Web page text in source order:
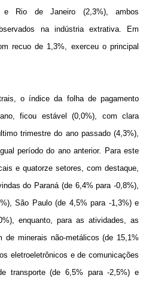
e Rio de Janeiro (2,3%), ambos
na indústria extrativa. Em
recuo de 1,3%, exerceu o principal
o índice da folha de pagamento
ficou estável (0,0%), com clara
trimestre do ano passado (4,3%),
período do ano anterior. Para este
e quatorze setores, com destaque,
do Paraná (de 6,4% para -0,8%),
São Paulo (de 4,5% para -1,3%) e
enquanto, para as atividades, as
de minerais não-metálicos (de 15,1%
eletroeletrônicos e de comunicações
transporte (de 6,5% para -2,5%) e